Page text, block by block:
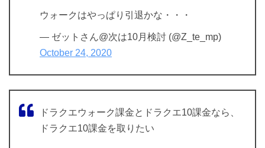
ウォークはやっぱり引退かな・・・
— ゼットさん@次は10月検討 (@Z_te_mp)
October 24, 2020
ドラクエウォーク課金とドラクエ10課金なら、
ドラクエ10課金を取りたい